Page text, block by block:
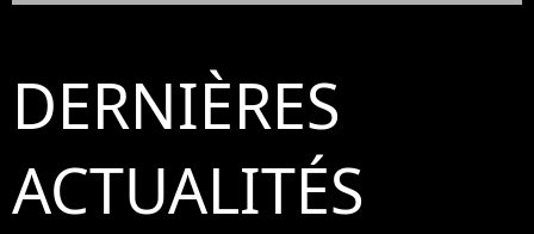
DERNIÈRES
ACTUALITÉS